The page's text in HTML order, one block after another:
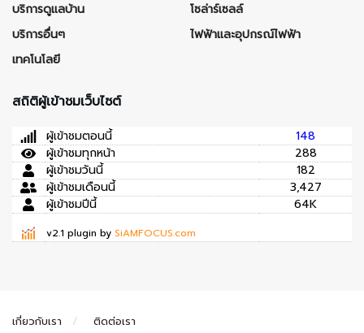
บริการดูแลบ้าน
บริการอื่นๆ
เทคโนโลยี
โซล่าร์เซลล์
ไฟฟ้าและอุปกรณ์ไฟฟ้า
สถิติผู้เข้าชมเว็บไซต์
ผู้เข้าชมตอนนี้
148
ผู้เข้าชมทุกหน้า
288
ผู้เข้าชมวันนี้
182
ผู้เข้าชมเดือนนี้
3,427
ผู้เข้าชมปีนี้
64K
v2.1 plugin by SiAMFOCUS.com
เกี่ยวกับเรา ติดต่อเรา